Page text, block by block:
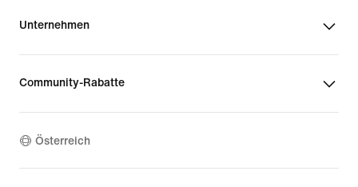
Unternehmen
Community-Rabatte
Österreich